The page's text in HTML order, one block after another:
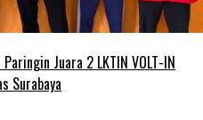
Juara 2 LKTIN VOLT-IN
Surabaya